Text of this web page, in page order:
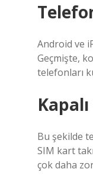
Android ve
Geçmişte,
telefonları
Bu şekilde
SIM kart
çok daha